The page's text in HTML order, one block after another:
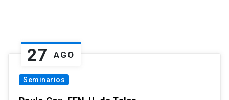
27 AGO
Seminarios